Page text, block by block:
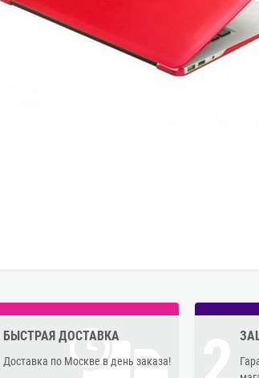
БЫСТРАЯ ДОСТАВКА
Доставка по Москве в день заказа!